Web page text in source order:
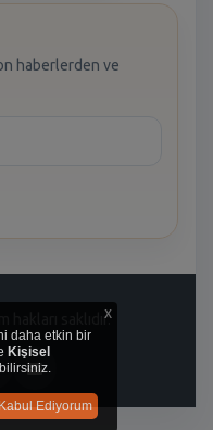
haberlerden ve
hakları saklıdır.
x
daha etkin bir
Kişisel
Kabul Ediyorum